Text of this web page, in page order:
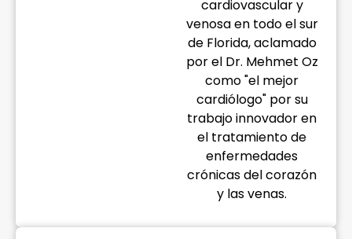
cardiovascular y
venosa en todo el sur
de Florida, aclamado
por el Dr. Mehmet Oz
como "el mejor
cardiólogo" por su
trabajo innovador en
el tratamiento de
enfermedades
crónicas del corazón
y las venas.